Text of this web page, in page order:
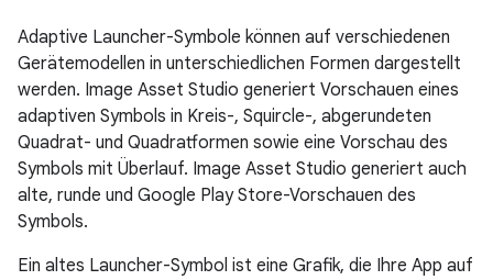
Adaptive Launcher-Symbole können auf verschiedenen
Gerätemodellen in unterschiedlichen Formen dargestellt
werden. Image Asset Studio generiert Vorschauen eines
adaptiven Symbols in Kreis-, Squircle-, abgerundeten
Quadrat- und Quadratformen sowie eine Vorschau des
Symbols mit Überlauf. Image Asset Studio generiert auch
alte, runde und Google Play Store-Vorschauen des
Symbols.
Ein altes Launcher-Symbol ist eine Grafik, die Ihre App auf